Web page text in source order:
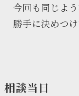
今回も同じよ
勝手に決めつけ
相談当日